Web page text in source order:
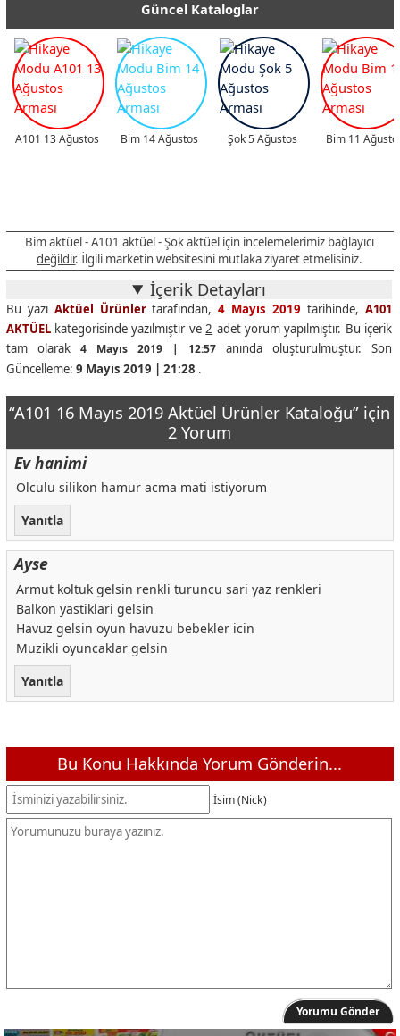
Güncel Kataloglar
A101 13 Ağustos Bim 14 Ağustos Şok 5 Ağustos Bim 11
Bim aktüel - A101 aktüel - Şok aktüel için incelemelerimiz bağlayıcı
değildir. İlgili marketin websitesini mutlaka ziyaret etmelisiniz.
İçerik Detayları
Bu yazı Aktüel Ürünlertarafından,4 Mayıs 2019 tarihinde,A101
AKTÜELkategorisinde yazılmıştır ve2 adet yorum yapılmıştır. Bu içerik
tam olarak 4 Mayıs 2019 | 12:57anında oluşturulmuştur. Son
Güncelleme: 9 Mayıs 2019 | 21:28 .
“A101 16 Mayıs 2019 Aktüel Ürünler Kataloğu” için
2 Yorum
Ev hanimi
Olculu silikon hamur acma mati istiyorum
Yanıtla
Ayse
Armut koltuk gelsin renkli turuncu sari yaz renkleri
Balkon yastiklari gelsin
Havuz gelsin oyun havuzu bebekler icin
Muzikli oyuncaklar gelsin
Yanıtla
Bu Konu Hakkında Yorum Gönderin...
İsim (Nick)
Yorumu Gönder